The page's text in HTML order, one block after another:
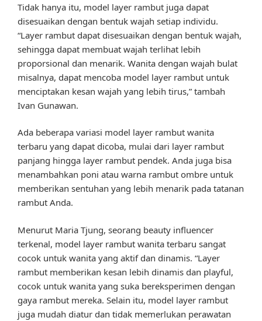
Tidak hanya itu, model layer rambut juga dapat
disesuaikan dengan bentuk wajah setiap individu.
“Layer rambut dapat disesuaikan dengan bentuk wajah,
sehingga dapat membuat wajah terlihat lebih
proporsional dan menarik. Wanita dengan wajah bulat
misalnya, dapat mencoba model layer rambut untuk
menciptakan kesan wajah yang lebih tirus,” tambah
Ivan Gunawan.
Ada beberapa variasi model layer rambut wanita
terbaru yang dapat dicoba, mulai dari layer rambut
panjang hingga layer rambut pendek. Anda juga bisa
menambahkan poni atau warna rambut ombre untuk
memberikan sentuhan yang lebih menarik pada tatanan
rambut Anda.
Menurut Maria Tjung, seorang beauty influencer
terkenal, model layer rambut wanita terbaru sangat
cocok untuk wanita yang aktif dan dinamis. “Layer
rambut memberikan kesan lebih dinamis dan playful,
cocok untuk wanita yang suka bereksperimen dengan
gaya rambut mereka. Selain itu, model layer rambut
juga mudah diatur dan tidak memerlukan perawatan